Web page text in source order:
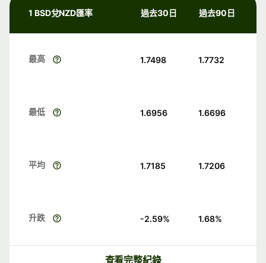
1 BSD兌NZD匯率 過去30日 過去90日
最高 1.7498 1.7732
最低 1.6956 1.6696
平均 1.7185 1.7206
升跌 -2.59% 1.68%
查看完整紀錄